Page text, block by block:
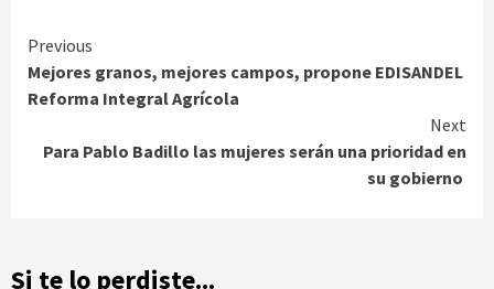
Continue
Reading
Previous
Mejores granos, mejores campos, propone EDISANDEL
Reforma Integral Agrícola
Next
Para Pablo Badillo las mujeres serán una prioridad en
su gobierno
Si te lo perdiste...